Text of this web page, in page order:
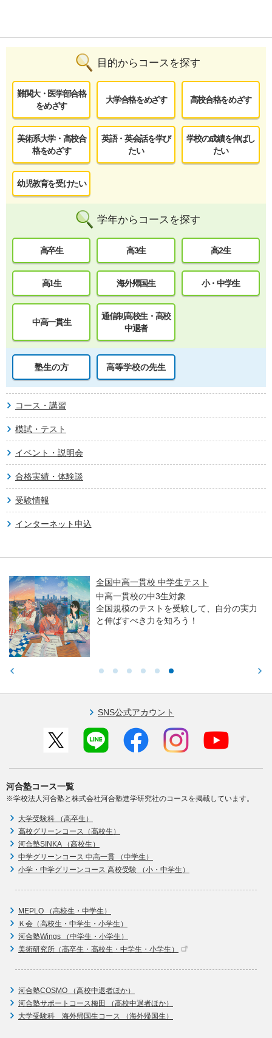
目的からコースを探す
難関大・医学部合格
をめざす
大学合格をめざす 高校合格をめざす
美術系大学・高校合
格をめざす
英語・英会話を学び
たい
学校の成績を伸ばし
たい
幼児教育を受けたい
学年からコースを探す
高卒生 高3生 高2生
高1生 海外帰国生 小・中学生
中高一貫生
通信制高校生・高校
中退者
塾生の方 高等学校の先生
コース・講習
模試・テスト
イベント・説明会
合格実績・体験談
受験情報
インターネット申込
全国中高一貫校 中学生テスト
中高一貫校の中3生対象
全国規模のテストを受験して、自分の実力
と伸ばすべき力を知ろう！
SNS公式アカウント
河合塾コース一覧
※学校法人河合塾と株式会社河合塾進学研究社のコースを掲載しています。
大学受験科 （高卒生）
高校グリーンコース（高校生）
河合塾SINKA （高校生）
中学グリーンコース 中高一貫 （中学生）
小学・中学グリーンコース 高校受験 （小・中学生）
MEPLO （高校生・中学生）
Ｋ会（高校生・中学生・小学生）
河合塾Wings （中学生・小学生）
美術研究所（高卒生・高校生・中学生・小学生）
河合塾COSMO （高校中退者ほか）
河合塾サポートコース梅田 （高校中退者ほか）
大学受験科 海外帰国生コース （海外帰国生）